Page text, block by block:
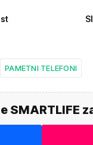
PAMETNI TELEFONI
SMARTLIFE